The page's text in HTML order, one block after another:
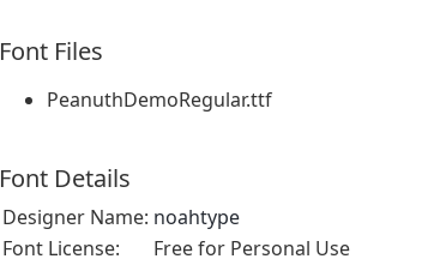
Font Files
PeanuthDemoRegular.ttf
Font Details
Designer Name: noahtype
Font License:
Free for Personal Use